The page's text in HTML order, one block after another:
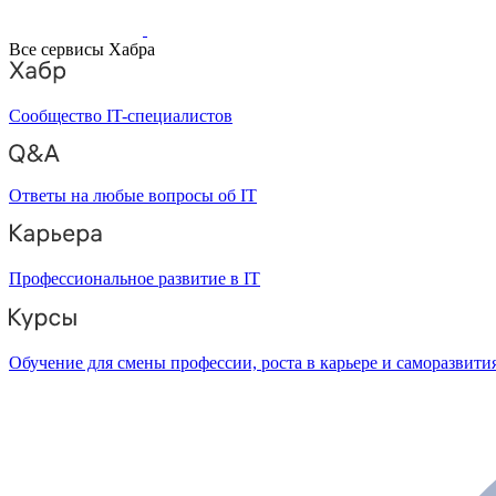
Все сервисы Хабра
Сообщество IT-специалистов
Ответы на любые вопросы об IT
Профессиональное развитие в IT
Обучение для смены профессии, роста в карьере и